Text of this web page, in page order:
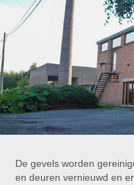
De gevels worden
en deuren vernieuwd en